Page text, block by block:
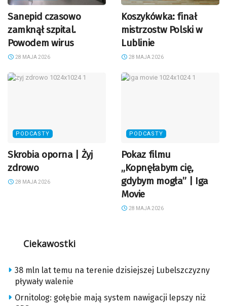
Sanepid czasowo
zamknął szpital.
Powodem wirus
28 MAJA 2026
Koszykówka: finał
mistrzostw Polski w
Lublinie
28 MAJA 2026
PODCASTY
Skrobia oporna | Żyj
zdrowo
28 MAJA 2026
PODCASTY
Pokaz filmu
„Kopnęłabym cię,
gdybym mogła” | Iga
Movie
28 MAJA 2026
Ciekawostki
38 mln lat temu na terenie dzisiejszej Lubelszczyzny
pływały walenie
Ornitolog: gołębie mają system nawigacji lepszy niż